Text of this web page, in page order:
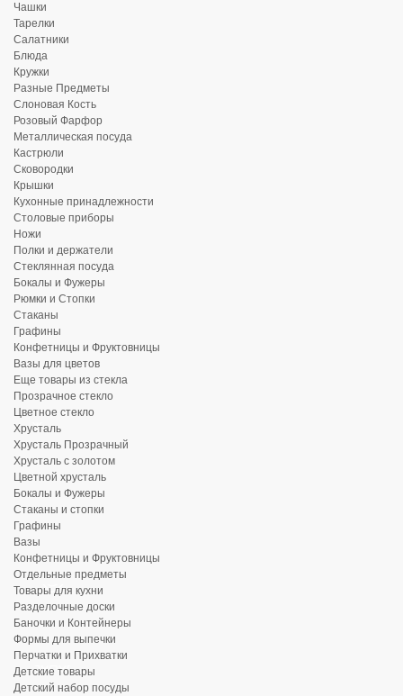
Чашки
Тарелки
Салатники
Блюда
Кружки
Разные Предметы
Слоновая Кость
Розовый Фарфор
Металлическая посуда
Кастрюли
Сковородки
Крышки
Кухонные принадлежности
Столовые приборы
Ножи
Полки и держатели
Стеклянная посуда
Бокалы и Фужеры
Рюмки и Стопки
Стаканы
Графины
Конфетницы и Фруктовницы
Вазы для цветов
Еще товары из стекла
Прозрачное стекло
Цветное стекло
Хрусталь
Хрусталь Прозрачный
Хрусталь с золотом
Цветной хрусталь
Бокалы и Фужеры
Стаканы и стопки
Графины
Вазы
Конфетницы и Фруктовницы
Отдельные предметы
Товары для кухни
Разделочные доски
Баночки и Контейнеры
Формы для выпечки
Перчатки и Прихватки
Детские товары
Детский набор посуды